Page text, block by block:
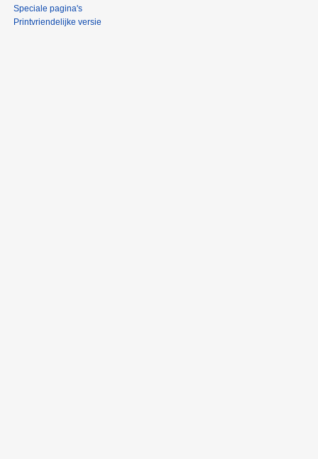
Speciale pagina's
Printvriendelijke versie